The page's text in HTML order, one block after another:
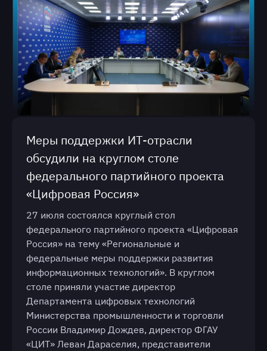
Меры поддержки ИТ-отрасли
обсудили на круглом столе
федерального партийного проекта
«Цифровая Россия»
27 июля состоялся круглый стол
федерального партийного проекта «Цифровая
Россия» на тему «Региональные и
федеральные меры поддержки развития
информационных технологий». В круглом
столе приняли участие директор
Департамента цифровых технологий
Министерства промышленности и торговли
России Владимир Дождев, директор ФГАУ
«ЦИТ» Леван Дараселия, представители